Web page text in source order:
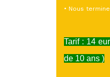
• Nous
Tarif : 14
de 10 ans )